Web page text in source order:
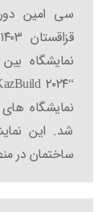
سی امین
نمایشگاه
نمایشگاه های
شد. این
ساختمان در